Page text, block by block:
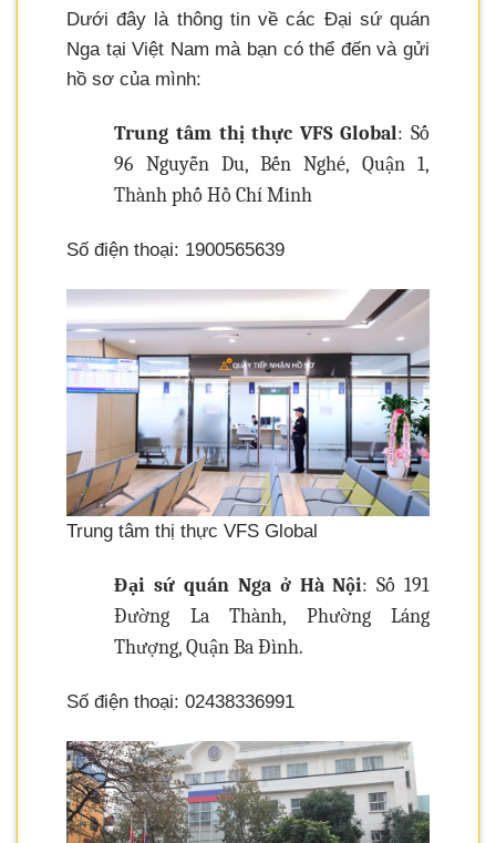
Dưới đây là thông tin về các Đại sứ quán
Nga tại Việt Nam mà bạn có thể đến và gửi
hồ sơ của mình:
Trung tâm thị thực VFS Global: Số
96 Nguyễn Du, Bến Nghé, Quận 1,
Thành phố Hồ Chí Minh
Số điện thoại: 1900565639
Trung tâm thị thực VFS Global
Đại sứ quán Nga ở Hà Nội: Số 191
Đường La Thành, Phường Láng
Thượng, Quận Ba Đình.
Số điện thoại: 02438336991